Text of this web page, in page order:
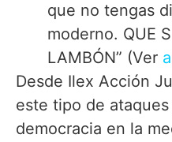
que no tengas
moderno. QUE
LAMBÓN” (Ver
Desde Ilex Acción
este tipo de
democracia en la